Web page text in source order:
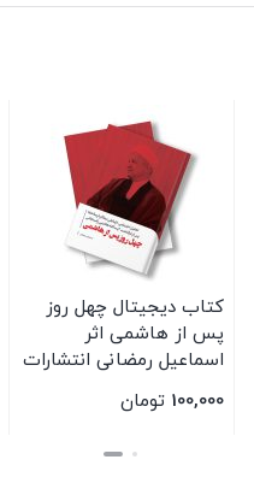
کتاب دیجیتال چهل روز
پس از هاشمی اثر
اسماعیل رمضانی انتشارات
100,000 تومان